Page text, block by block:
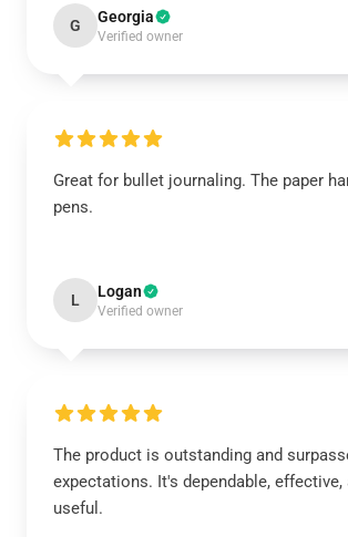
G Georgia
Verified owner
Great for bullet journaling. The paper
pens.
L Logan
Verified owner
The product is outstanding and
expectations. It's dependable, effective,
useful.